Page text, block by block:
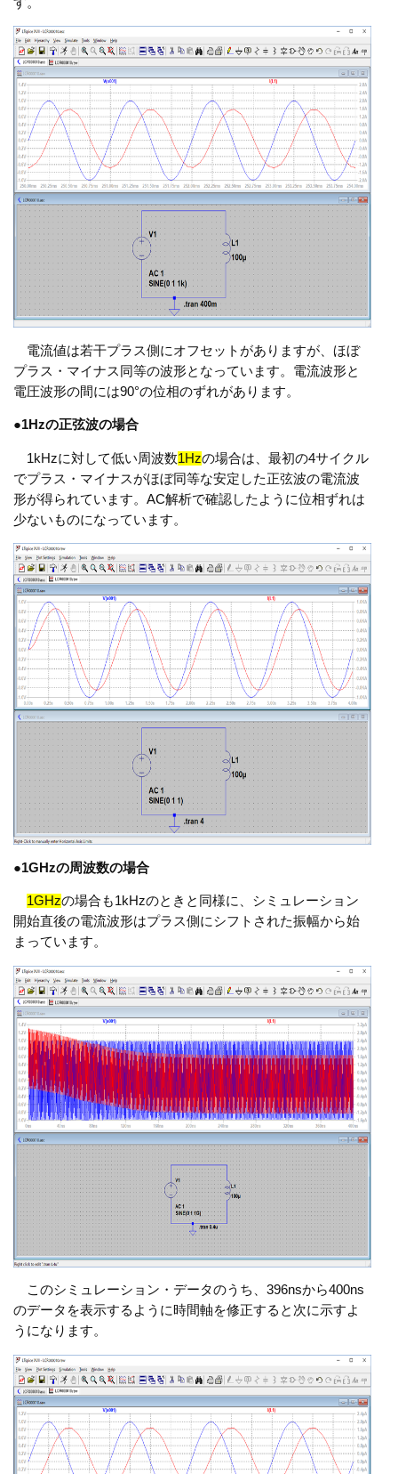
電流値は若干プラス側にオフセットがありますが、ほぼ
プラス・マイナス同等の波形となっています。電流波形と
電圧波形の間には90°の位相のずれがあります。
●1Hzの正弦波の場合
1kHzに対して低い周波数1Hzの場合は、最初の4サイクル
でプラス・マイナスがほぼ同等な安定した正弦波の電流波
形が得られています。AC解析で確認したように位相ずれは
少ないものになっています。
●1GHzの周波数の場合
1GHzの場合も1kHzのときと同様に、シミュレーション
開始直後の電流波形はプラス側にシフトされた振幅から始
まっています。
このシミュレーション・データのうち、396nsから400ns
のデータを表示するように時間軸を修正すると次に示すよ
うになります。